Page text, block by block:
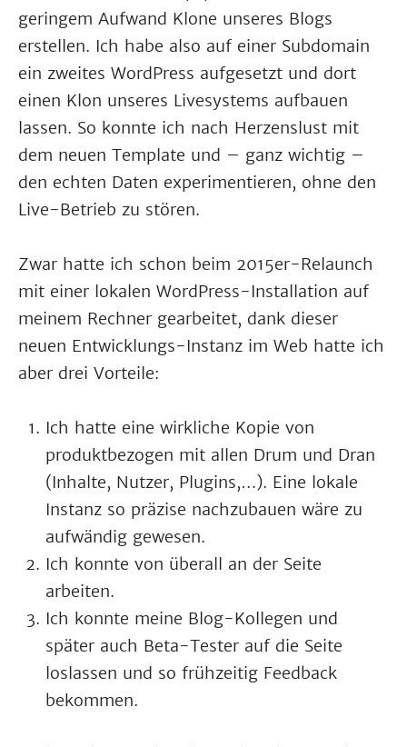
geringem Aufwand Klone unseres Blogs
erstellen. Ich habe also auf einer Subdomain
ein zweites WordPress aufgesetzt und dort
einen Klon unseres Livesystems aufbauen
lassen. So konnte ich nach Herzenslust mit
dem neuen Template und – ganz wichtig –
den echten Daten experimentieren, ohne den
Live-Betrieb zu stören.
Zwar hatte ich schon beim 2015er-Relaunch
mit einer lokalen WordPress-Installation auf
meinem Rechner gearbeitet, dank dieser
neuen Entwicklungs-Instanz im Web hatte ich
aber drei Vorteile:
Ich hatte eine wirkliche Kopie von
produktbezogen mit allen Drum und Dran
(Inhalte, Nutzer, Plugins,…). Eine lokale
Instanz so präzise nachzubauen wäre zu
aufwändig gewesen.
Ich konnte von überall an der Seite
arbeiten.
Ich konnte meine Blog-Kollegen und
später auch Beta-Tester auf die Seite
loslassen und so frühzeitig Feedback
bekommen.